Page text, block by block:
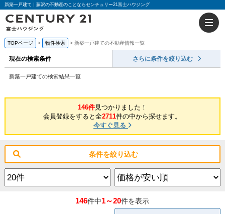
新築一戸建て｜藤沢の不動産のことならセンチュリー21富士ハウジング
TOPページ 物件検索 新築一戸建ての不動産情報一覧
現在の検索条件 さらに条件を絞り込む
新築一戸建ての検索結果一覧
146件見つかりました！
会員登録をすると全2711件の中から探せます。
今すぐ見る
条件を絞り込む
146件中1～20件を表示